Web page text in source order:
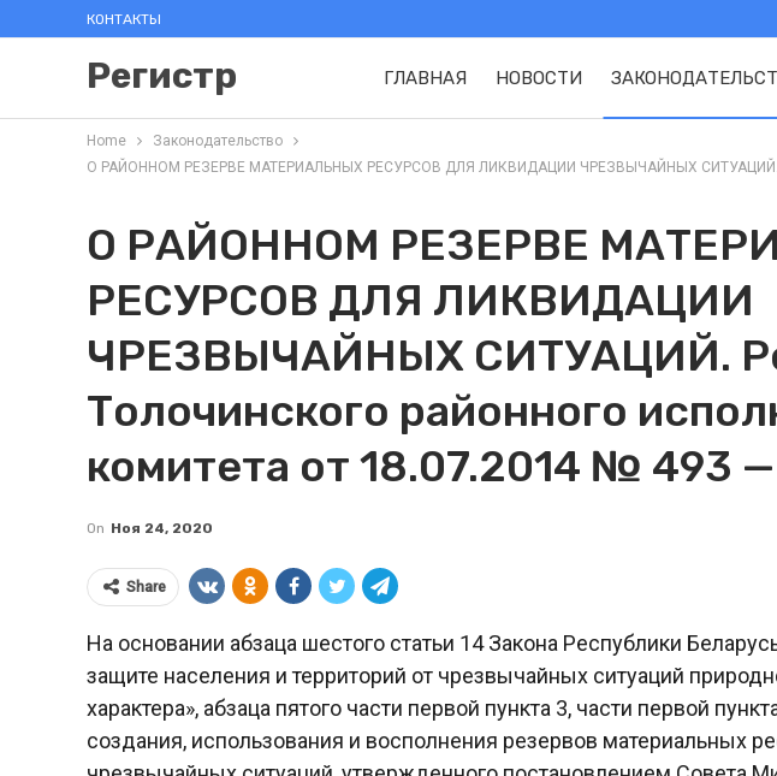
КОНТАКТЫ
Регистр ГЛАВНАЯ НОВОСТИ
Home
Законодательство
О РАЙОННОМ РЕЗЕРВЕ МАТЕРИАЛЬНЫХ РЕСУРСОВ ДЛЯ ЛИКВИДАЦИИ ЧРЕЗВЫЧАЙНЫХ СИТУАЦИЙ.
О РАЙОННОМ РЕЗЕРВЕ
РЕСУРСОВ ДЛЯ ЛИКВИДАЦИИ
ЧРЕЗВЫЧАЙНЫХ СИТУАЦИЙ.
Толочинского районного
комитета от 18.07.2014 № 493
On Ноя 24, 2020
Share
На основании абзаца шестого статьи 14 Закона Республики
защите населения и территорий от чрезвычайных ситуаций
характера», абзаца пятого части первой пункта 3, части первой
создания, использования и восполнения резервов материальных